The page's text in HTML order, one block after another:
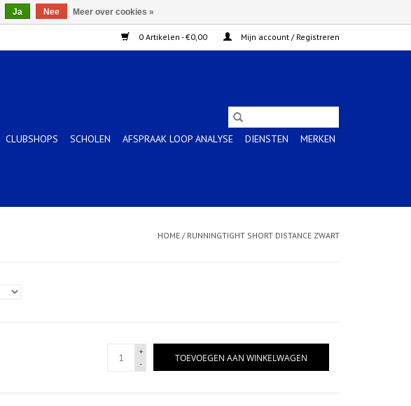
0 Artikelen - €0,00 Mijn account / Registreren
CLUBSHOPS SCHOLEN AFSPRAAK LOOP ANALYSE DIENSTEN MERKEN
HOME / RUNNINGTIGHT SHORT DISTANCE ZWART
+
-
TOEVOEGEN AAN WINKELWAGEN
Ja Nee Meer over cookies »